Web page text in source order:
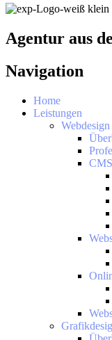
Agentur aus
Navigation
Home
Leistungen
Webdesign
CMS